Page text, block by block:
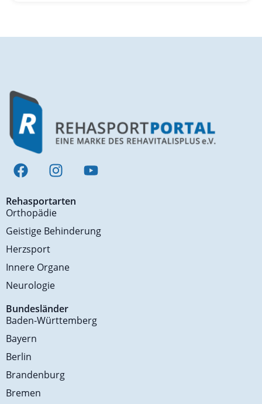
Rehasportarten
Orthopädie
Geistige Behinderung
Herzsport
Innere Organe
Neurologie
Bundesländer
Baden-Württemberg
Bayern
Berlin
Brandenburg
Bremen